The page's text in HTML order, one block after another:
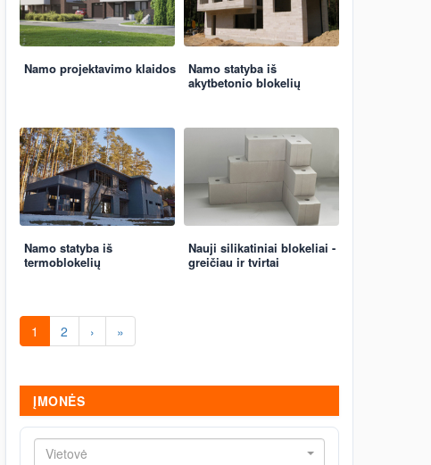
Namo projektavimo klaidos
Namo statyba iš
akytbetonio blokelių
Namo statyba iš
termoblokelių
Nauji silikatiniai blokeliai -
greičiau ir tvirtai
1 2 › »
ĮMONĖS
Vietovė